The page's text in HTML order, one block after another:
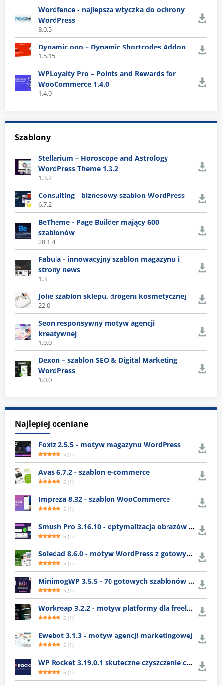
Wordfence - najlepsza wtyczka do ochrony
WordPress
8.0.5
Dynamic.ooo – Dynamic Shortcodes Addon
1.5.15
WPLoyalty Pro – Points and Rewards for
WooCommerce 1.4.0
1.4.0
Szablony
Stellarium – Horoscope and Astrology
WordPress Theme 1.3.2
1.3.2
Consulting - biznesowy szablon WordPress
6.7.2
BeTheme - Page Builder mający 600
szablonów
28.1.4
Fabula - innowacyjny szablon magazynu i
strony news
1.3
Jolie szablon sklepu, drogerii kosmetycznej
22.0
Seon responsywny motyw agencji
kreatywnej
1.0.0
Dexon – szablon SEO & Digital Marketing
WordPress
1.0.0
Najlepiej oceniane
Foxiz 2.5.5 - motyw magazynu WordPress
5 (1)
Avas 6.7.2 - szablon e-commerce
5 (1)
Impreza 8.32 - szablon WooCommerce
5 (1)
Smush Pro 3.16.10 - optymalizacja obrazów WordPress
5 (1)
Soledad 8.6.0 - motyw WordPress z gotowymi układami
5 (1)
MinimogWP 3.5.5 - 70 gotowych szablonów e-commerce
5 (1)
Workreap 3.2.2 - motyw platformy dla freelancerów
5 (1)
Ewebot 3.1.3 - motyw agencji marketingowej
5 (1)
WP Rocket 3.19.0.1 skuteczne czyszczenie cache WordPress
5 (1)